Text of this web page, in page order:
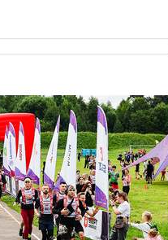
вчера, 18:25ТАСС: Уиткофф и
Кушнер могут вскоре посетить
Москву и Киев
вчера, 17:43«Тиса» выдвинула
экс-председателя Верховного
суда на пост президента
Венгрии
вчера, 16:50Politico: «Газовая